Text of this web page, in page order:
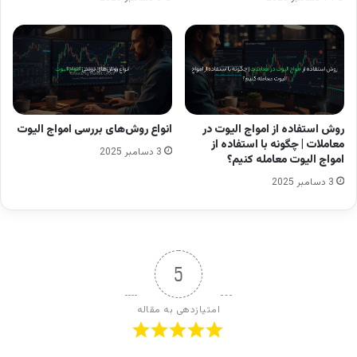
روش استفاده از امواج الیوت در
معاملات | چگونه با استفاده از
امواج الیوت معامله کنیم؟
3 دسامبر 2025
انواع روش‌های بررسی امواج الیوت
3 دسامبر 2025
5
امتیازدهی به مقاله